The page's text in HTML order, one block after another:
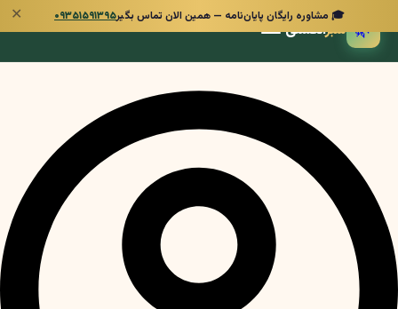
🎓 مشاوره رایگان پایان‌نامه — همین الان تماس بگیر۰۹۳۵۱۵۹۱۳۹۵ ✕
🌿 سبزانگشتی